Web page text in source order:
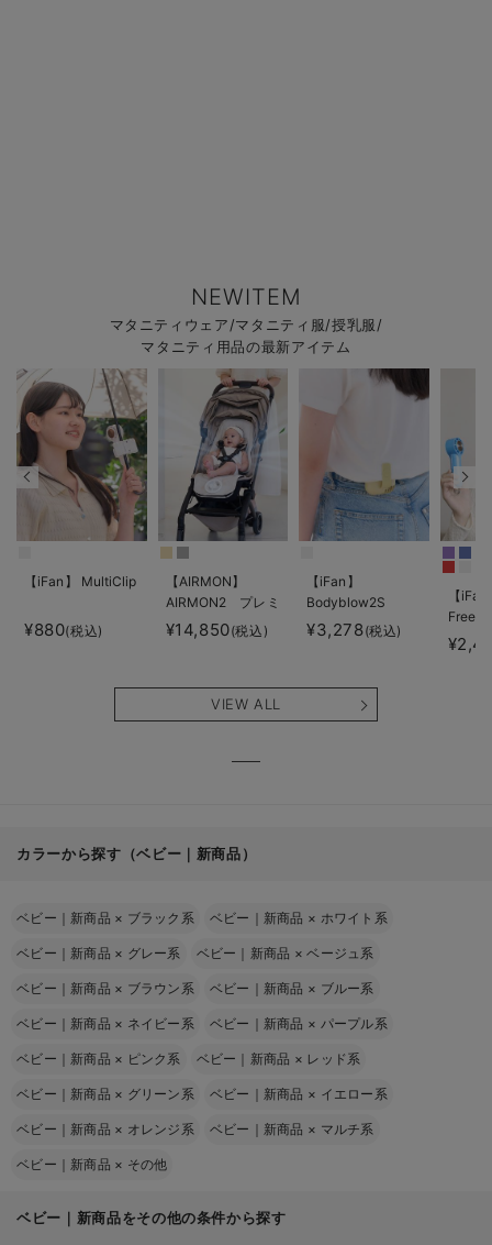
NEWITEM
マタニティウェア/マタニティ服/授乳服/
マタニティ用品の最新アイテム
【iFan】 MultiClip
¥880(税込)
【AIRMON】
AIRMON2 プレミ
アム
¥14,850(税込)
【iFan】
Bodyblow2S
¥3,278(税込)
【
Freeze
VIEW ALL
カラーから探す（ベビー｜新商品）
ベビー｜新商品 × ブラック系 ベビー｜新商品 × ホワイト系
ベビー｜新商品 × グレー系 ベビー｜新商品 ×ベージュ系
ベビー｜新商品 × ブラウン系 ベビー｜新商品 × ブルー系
ベビー｜新商品 × ネイビー系 ベビー｜新商品 × パープル系
ベビー｜新商品 × ピンク系 ベビー｜新商品 × レッド系
ベビー｜新商品 × グリーン系 ベビー｜新商品 × イエロー系
ベビー｜新商品 × オレンジ系 ベビー｜新商品 × マルチ系
ベビー｜新商品 × その他
ベビー｜新商品をその他の条件から探す